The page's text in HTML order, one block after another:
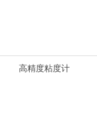
高精度粘度计